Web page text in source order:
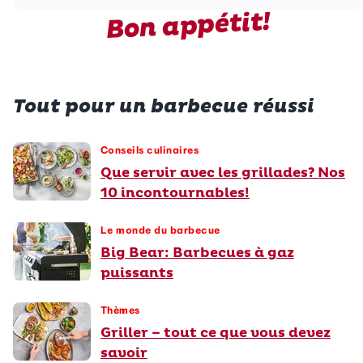
Bon appétit!
Tout pour un barbecue réussi
Conseils culinaires
Que servir avec les grillades? Nos
10 incontournables!
Le monde du barbecue
Big Bear: Barbecues à gaz
puissants
Thèmes
Griller – tout ce que vous devez
savoir